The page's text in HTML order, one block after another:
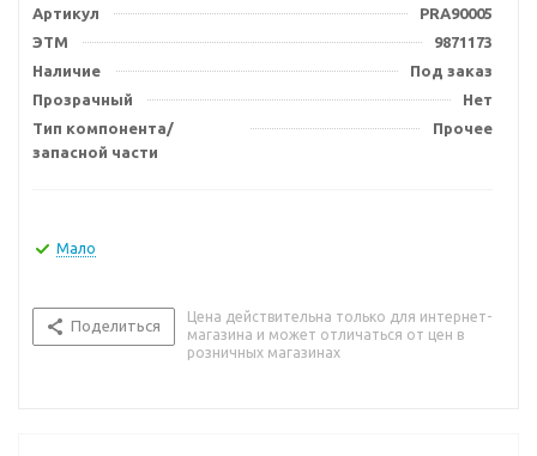
Артикул
PRA90005
ЭТМ
9871173
Наличие
Под заказ
Прозрачный
Нет
Тип компонента/
запасной части
Прочее
Мало
Поделиться
Цена действительна только для интернет-
магазина и может отличаться от цен в
розничных магазинах